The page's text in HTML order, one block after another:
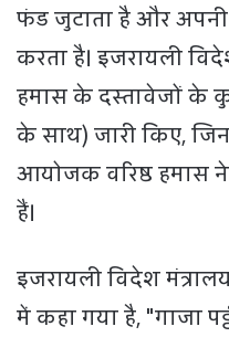
फंड जुटाता है और
करता है। इजरायली
हमास के दस्तावेजों के
के साथ) जारी किए,
आयोजक वरिष्ठ हमास
हैं।
इजरायली विदेश
में कहा गया है, "गाजा